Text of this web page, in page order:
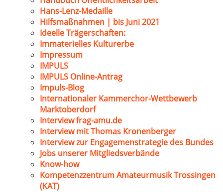
Hans-Lenz-Medaille
Hilfsmaßnahmen | bis Juni 2021
Ideelle Trägerschaften:
Immaterielles Kulturerbe
Impressum
IMPULS
IMPULS Online-Antrag
Impuls-Blog
Internationaler Kammerchor-Wettbewerb
Marktoberdorf
Interview frag-amu.de
Interview mit Thomas Kronenberger
Interview zur Engagemenstrategie des Bundes
Jobs unserer Mitgliedsverbände
Know-how
Kompetenzzentrum Amateurmusik Trossingen
(KAT)